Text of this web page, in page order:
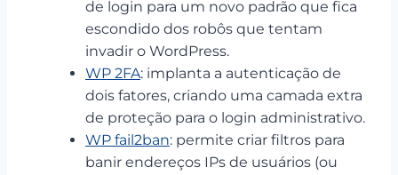
de login para um novo padrão que fica
escondido dos robôs que tentam
invadir o WordPress.
WP 2FA: implanta a autenticação de
dois fatores, criando uma camada extra
de proteção para o login administrativo.
WP fail2ban: permite criar filtros para
banir endereços IPs de usuários (ou